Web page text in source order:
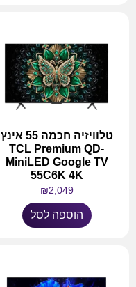
טלוויזיה חכמה 55 אינץ
TCL Premium QD-
MiniLED Google TV
55C6K 4K
₪2,049
הוספה לסל